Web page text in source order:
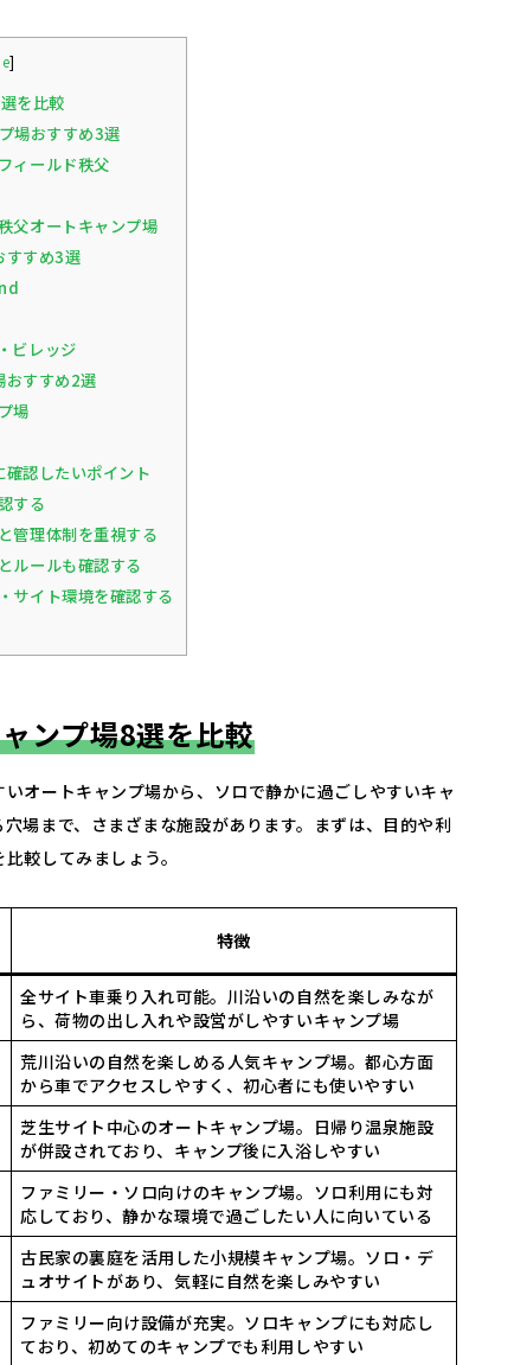
]
を比較
場おすすめ3選
ィールド秩父
父オートキャンプ場
すすめ3選
ビレッジ
おすすめ2選
場
認したいポイント
する
管理体制を重視する
ルールも確認する
サイト環境を確認する
ンプ場8選を比較
オートキャンプ場から、ソロで静かに過ごしやすいキャ
場まで、さまざまな施設があります。まずは、目的や利
較してみましょう。
特徴
全サイト車乗り入れ可能。川沿いの自然を楽しみなが
ら、荷物の出し入れや設営がしやすいキャンプ場
荒川沿いの自然を楽しめる人気キャンプ場。都心方面
から車でアクセスしやすく、初心者にも使いやすい
芝生サイト中心のオートキャンプ場。日帰り温泉施設
が併設されており、キャンプ後に入浴しやすい
ファミリー・ソロ向けのキャンプ場。ソロ利用にも対
応しており、静かな環境で過ごしたい人に向いている
古民家の裏庭を活用した小規模キャンプ場。ソロ・デ
ュオサイトがあり、気軽に自然を楽しみやすい
ファミリー向け設備が充実。ソロキャンプにも対応し
ており、初めてのキャンプでも利用しやすい